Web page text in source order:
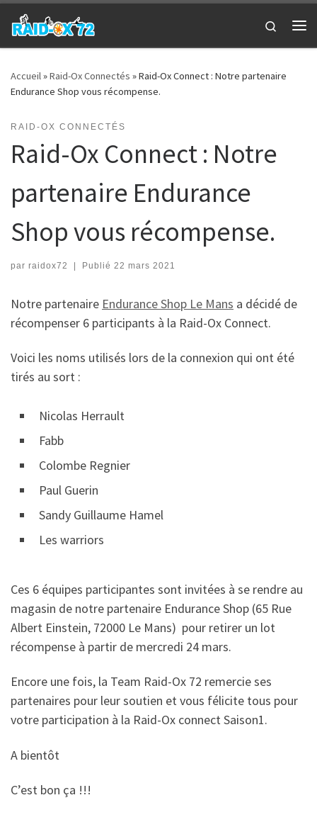
Passer au contenu
Search
Accueil»Raid-Ox Connectés »Raid-Ox Connect : Notre partenaire
Endurance Shop vous récompense.
RAID-OX CONNECTÉS
Raid-Ox Connect : Notre
partenaire Endurance
Shop vous récompense.
par raidox72 | Publié 22 mars 2021
Notre partenaire Endurance Shop Le Mans a décidé de
récompenser 6 participants à la Raid-Ox Connect.
Voici les noms utilisés lors de la connexion qui ont été
tirés au sort :
Nicolas Herrault
Fabb
Colombe Regnier
Paul Guerin
Sandy Guillaume Hamel
Les warriors
Ces 6 équipes participantes sont invitées à se rendre au
magasin de notre partenaire Endurance Shop (65 Rue
Albert Einstein, 72000 Le Mans) pour retirer un lot
récompense à partir de mercredi 24 mars.
Encore une fois, la Team Raid-Ox 72 remercie ses
partenaires pour leur soutien et vous félicite tous pour
votre participation à la Raid-Ox connect Saison1.
A bientôt
C’est bon ça !!!